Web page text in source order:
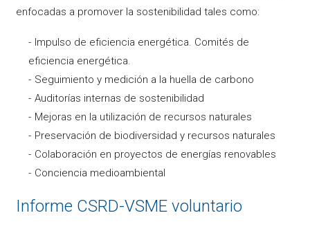
enfocadas a promover la sostenibilidad tales como:
Impulso de eficiencia energética. Comités de
eficiencia energética.
Seguimiento y medición a la huella de carbono
Auditorías internas de sostenibilidad
Mejoras en la utilización de recursos naturales
Preservación de biodiversidad y recursos naturales
Colaboración en proyectos de energías renovables
Conciencia medioambiental
Informe CSRD-VSME voluntario